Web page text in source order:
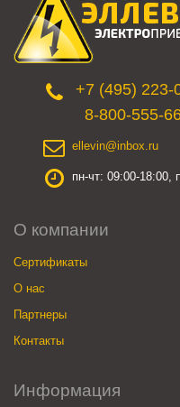
+7 (495) 223-
8-800-555-
ellevin@inbox.ru
пн-чт: 09:00-18:00,
О компании
Сертификаты
О нас
Партнеры
Контакты
Информация